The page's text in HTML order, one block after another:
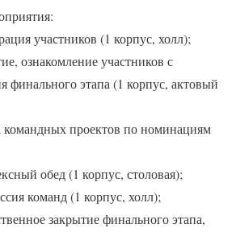
участников (1 корпус, холл);
ознакомление участников с
финального этапа (1 корпус, актовый
командных проектов по номинациям
обед (1 корпус, столовая);
команд (1 корпус, холл);
закрытие финального этапа,